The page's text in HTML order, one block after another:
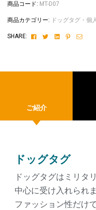
商品コード: MT-D07
商品カテゴリー: ドッグタグ・個
SHARE: FacebookTwitterLinkedinPinterest
Email
ご紹介
ドッグタグ
ドッグタグはミリタ
中心に受け入れられま
ファッション性だけ